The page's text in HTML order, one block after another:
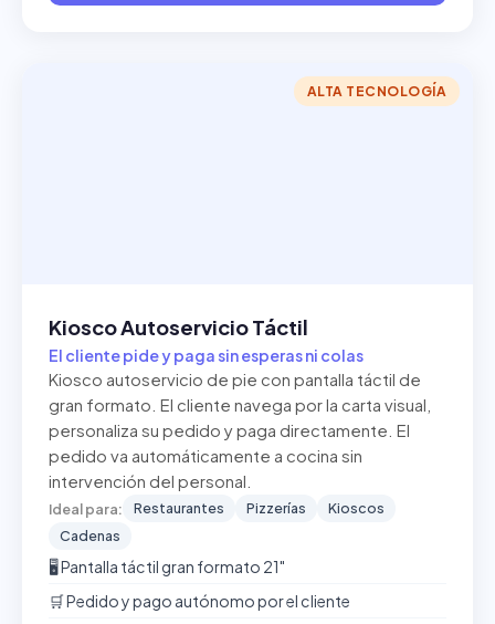
ALTA TECNOLOGÍA
Kiosco Autoservicio Táctil
El cliente pide y paga sin esperas ni colas
Kiosco autoservicio de pie con pantalla táctil de
gran formato. El cliente navega por la carta visual,
personaliza su pedido y paga directamente. El
pedido va automáticamente a cocina sin
intervención del personal.
Ideal para: Restaurantes Pizzerías
Kioscos
Cadenas
🖥️ Pantalla táctil gran formato 21"
🛒 Pedido y pago autónomo por el cliente